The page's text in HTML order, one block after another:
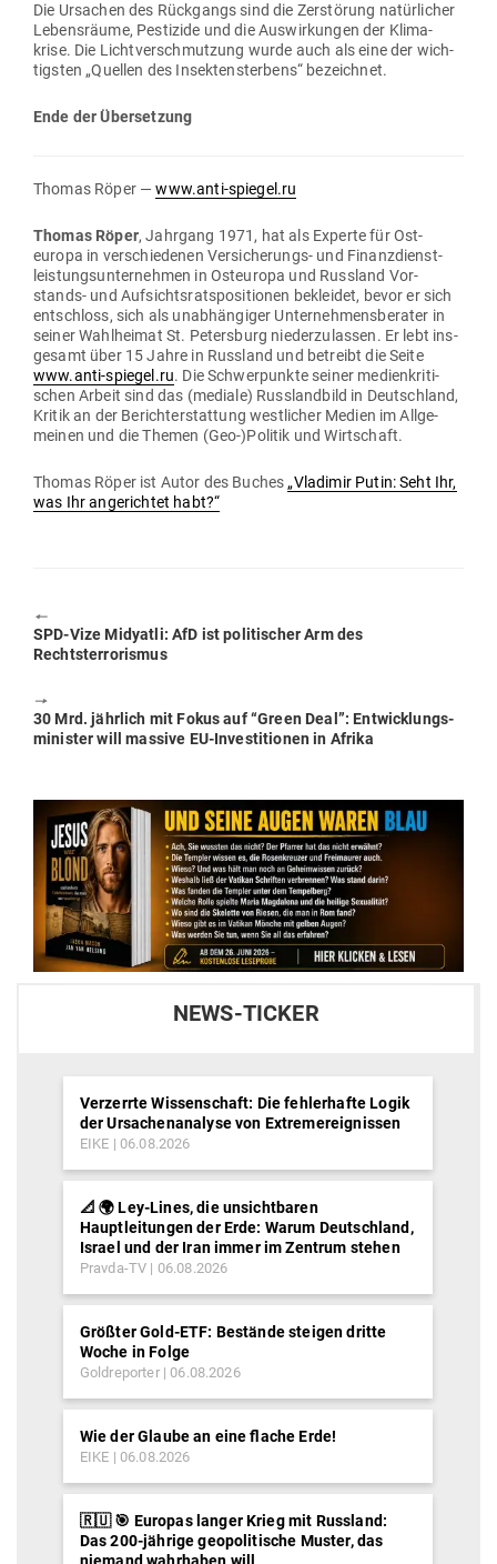
Die Ursachen des Rück­gangs sind die Zer­störung natür­licher
Lebens­räume, Pes­tizide und die Aus­wir­kungen der Kli­ma­
krise. Die Licht­ver­schmutzung wurde auch als eine der wich­
tigsten „Quellen des Insek­ten­sterbens“ bezeichnet.
Ende der Übersetzung
Thomas Röper —www.anti-spiegel.ru
Thomas Röper, Jahrgang 1971, hat als Experte für Ost­
europa in ver­schie­denen Ver­si­che­rungs- und Finanz­dienst­
leis­tungs­un­ter­nehmen in Ost­europa und Russland Vor­
stands- und Auf­sichts­rats­po­si­tionen bekleidet, bevor er sich
ent­schloss, sich als unab­hän­giger Unter­neh­mens­be­rater in
seiner Wahl­heimat St. Petersburg nie­der­zu­lassen. Er lebt ins­
gesamt über 15 Jahre in Russland und betreibt die Seite
www.anti-spiegel.ru. Die Schwer­punkte seiner medi­en­kri­ti­
schen Arbeit sind das (mediale) Russ­landbild in Deutschland,
Kritik an der Bericht­erstattung west­licher Medien im All­ge­
meinen und die Themen (Geo-)Politik und Wirtschaft.
Thomas Röper ist Autor des Buches „Vla­dimir Putin: Seht Ihr,
was Ihr ange­richtet habt?“
🠔
Previous
post:
SPD-Vize Midyatli: AfD ist poli­ti­scher Arm des
Rechtsterrorismus
🠖
Next
post:
30 Mrd. jährlich mit Fokus auf “Green Deal”: Ent­wick­lungs­
mi­nister will massive EU-Inves­ti­tionen in Afrika
NEWS-TICKER
Verzerrte Wissenschaft: Die fehlerhafte Logik
der Ursachenanalyse von Extremereignissen
EIKE 06.08.2026
📐 🌍 Ley-Lines, die unsichtbaren
Hauptleitungen der Erde: Warum Deutschland,
Israel und der Iran immer im Zentrum stehen
Pravda-TV 06.08.2026
Größter Gold-ETF: Bestände steigen dritte
Woche in Folge
Goldreporter 06.08.2026
Wie der Glaube an eine flache Erde!
EIKE 06.08.2026
🇷🇺 🎯 Europas langer Krieg mit Russland:
Das 200-jährige geopolitische Muster, das